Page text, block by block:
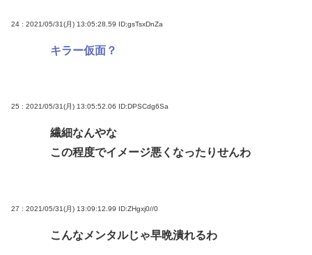
24 : 2021/05/31(月) 13:05:28.59 ID:gsTsxDnZa
キラー仮面？
25 : 2021/05/31(月) 13:05:52.06 ID:DPSCdg6Sa
繊細なんやな
この程度でイメージ悪くなったりせんわ
27 : 2021/05/31(月) 13:09:12.99 ID:ZHgxj0//0
こんなメンタルじゃ早晩潰れるわ